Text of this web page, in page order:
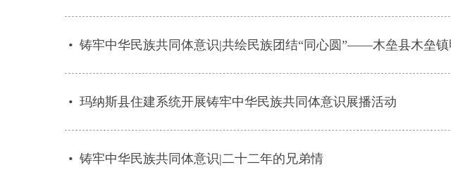
• 铸牢中华民族共同体意识|共绘民族团结“同心圆”——木垒县木垒
• 玛纳斯县住建系统开展铸牢中华民族共同体意识展播活动
• 铸牢中华民族共同体意识|二十二年的兄弟情